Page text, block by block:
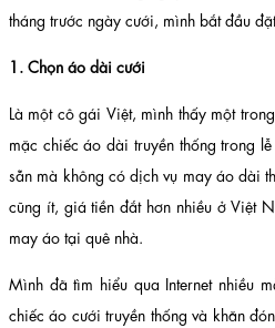
tháng trước ngày cưới, mình bắt đầu
1. Chọn áo dài cưới
Là một cô gái Việt, mình thấy một
mặc chiếc áo dài truyền thống trong
sẵn mà không có dịch vụ may áo dài
cũng ít, giá tiền đắt hơn nhiều ở Việt
may áo tại quê nhà.
Mình đã tìm hiểu qua Internet nhiều
chiếc áo cưới truyền thống và khăn